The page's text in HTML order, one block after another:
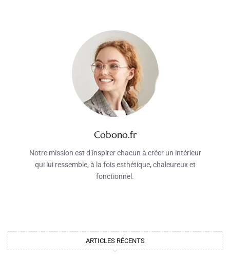
Cobono.fr
Notre mission est d’inspirer chacun à créer un intérieur
qui lui ressemble, à la fois esthétique, chaleureux et
fonctionnel.
ARTICLES RÉCENTS